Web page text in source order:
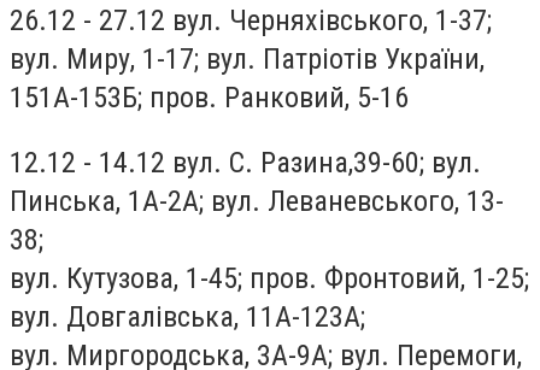
26.12 - 27.12 вул. Черняхівського, 1-37;
вул. Миру, 1-17; вул. Патріотів України,
151А-153Б; пров. Ранковий, 5-16
12.12 - 14.12 вул. С. Разина,39-60; вул.
Пинська, 1А-2А; вул. Леваневського, 13-
38;
вул. Кутузова, 1-45; пров. Фронтовий, 1-25;
вул. Довгалівська, 11А-123А;
вул. Миргородська, 3А-9А; вул. Перемоги,